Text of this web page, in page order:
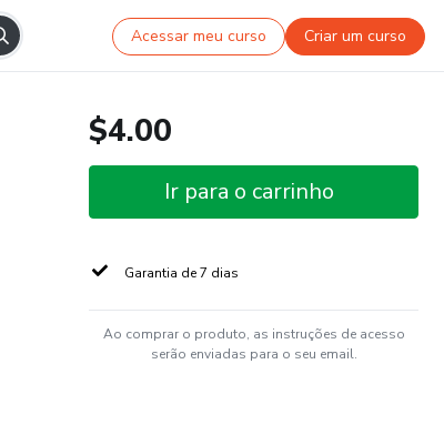
Acessar meu curso Criar um curso
$4.00
Ir para o carrinho
Garantia de 7 dias
Ao comprar o produto, as instruções de acesso
serão enviadas para o seu email.